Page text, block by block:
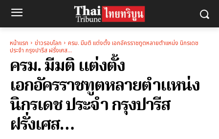
หน้าแรก ข่าวรอบโลก
ครม. มีมติ แต่งตั้ง เอกอัครราชทูตหลายตำแหน่ง นิกรเดช
ประจำ กรุงปารีส ฝรั่งเศส…
ครม. มีมติ แต่งตั้ง
เอกอัครราชทูตหลายตำแหน่ง
นิกรเดช ประจำ กรุงปารีส
ฝรั่งเศส…